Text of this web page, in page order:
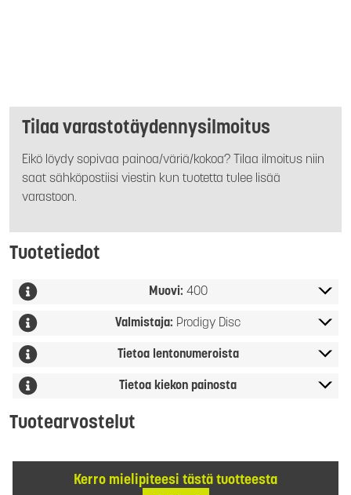
Tilaa varastotäydennysilmoitus
Eikö löydy sopivaa painoa/väriä/kokoa? Tilaa ilmoitus niin
saat sähköpostiisi viestin kun tuotetta tulee lisää
varastoon.
Tuotetiedot
Muovi: 400
Valmistaja: Prodigy Disc
Tietoa lentonumeroista
Tietoa kiekon painosta
Tuotearvostelut
Kerro mielipiteesi tästä tuotteesta